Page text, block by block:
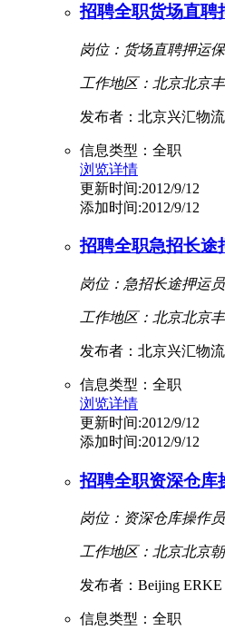
招聘全职货场直聘
岗位：货场直聘押运
工作地区：北京北京
发布者：北京兴汇物
信息类型：全职
浏览详情
更新时间:2012/9/12
添加时间:2012/9/12
招聘全职急招长途
岗位：急招长途押运
工作地区：北京北京
发布者：北京兴汇物
信息类型：全职
浏览详情
更新时间:2012/9/12
添加时间:2012/9/12
招聘全职资深仓库
岗位：资深仓库操作员
工作地区：北京北京
发布者：Beijing ERKE
信息类型：全职